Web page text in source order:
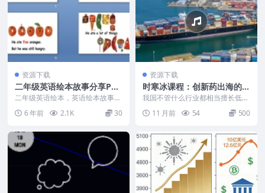
资源下载
二年级英语绘本故事分享PP
T，花费一点钱去充实自己
二年级英语绘本，英语绘本故事分
享PPT本资源共14页，图片精美，
语言不复杂。 适...
6 年前 2.1K 30
资源下载
时寒冰课程：创新药出海的路
断波及影响分析与投资机会
我国不管什么行业都相当擅长低价
竞争，打价格战，这一点也是一直
为美欧所诟病的，同时...
11 月前 54 500